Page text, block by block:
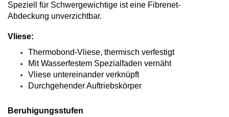
Speziell für Schwergewichtige ist eine Fibrenet-
Abdeckung unverzichtbar.
Vliese:
Thermobond-Vliese, thermisch verfestigt
Mit Wasserfestem Spezialfaden vernäht
Vliese untereinander verknüpft
Durchgehender Auftriebskörper
Beruhigungsstufen